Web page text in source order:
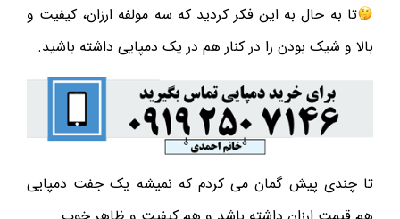
تا به حال به این فکر کردید که سه مولفه ارزان، کیفیت و
بالا و شیک بودن را در کنار هم در یک دمپایی داشته باشید.
تا چندی پیش گمان می کردم که نمیشه یک جفت دمپایی